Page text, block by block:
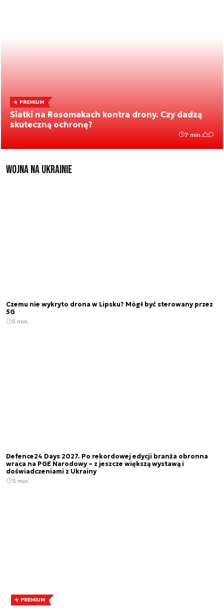
PREMIUM
Siatki na Rosomakach kontra drony. Czy dadzą
skuteczną ochronę?
7 min.
Wojna na Ukrainie
Czemu nie wykryto drona w Lipsku? Mógł być sterowany przez
5G
5 min.
Defence24 Days 2027. Po rekordowej edycji branża obronna
wraca na PGE Narodowy – z jeszcze większą wystawą i
doświadczeniami z Ukrainy
3 min.
PREMIUM